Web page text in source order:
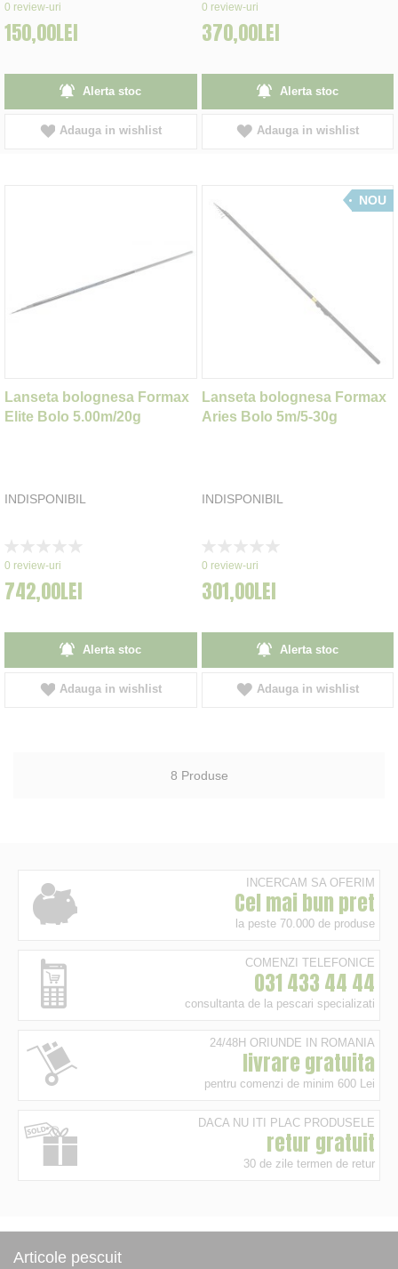
0 review-uri
150,00LEI
Alerta stoc
Adauga in wishlist
0 review-uri
370,00LEI
Alerta stoc
Adauga in wishlist
Lanseta bolognesa Formax
Elite Bolo 5.00m/20g
INDISPONIBIL
0%
0 review-uri
742,00LEI
Alerta stoc
Adauga in wishlist
NOU
Lanseta bolognesa Formax
Aries Bolo 5m/5-30g
INDISPONIBIL
0%
0 review-uri
301,00LEI
Alerta stoc
Adauga in wishlist
8 Produse
INCERCAM SA OFERIM
Cel mai bun pret
la peste 70.000 de produse
COMENZI TELEFONICE
031 433 44 44
consultanta de la pescari specializati
24/48H ORIUNDE IN ROMANIA
livrare gratuita
pentru comenzi de minim 600 Lei
DACA NU ITI PLAC PRODUSELE
retur gratuit
30 de zile termen de retur
Articole pescuit